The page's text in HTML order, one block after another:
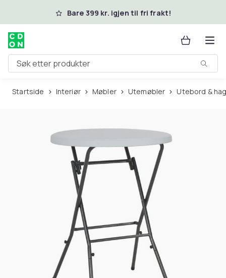
Hopp til hovedinnholdBare 399 kr. igjen til fri frakt!
Søk etter produkter
Startside Interiør Møbler Utemøbler Utebord &